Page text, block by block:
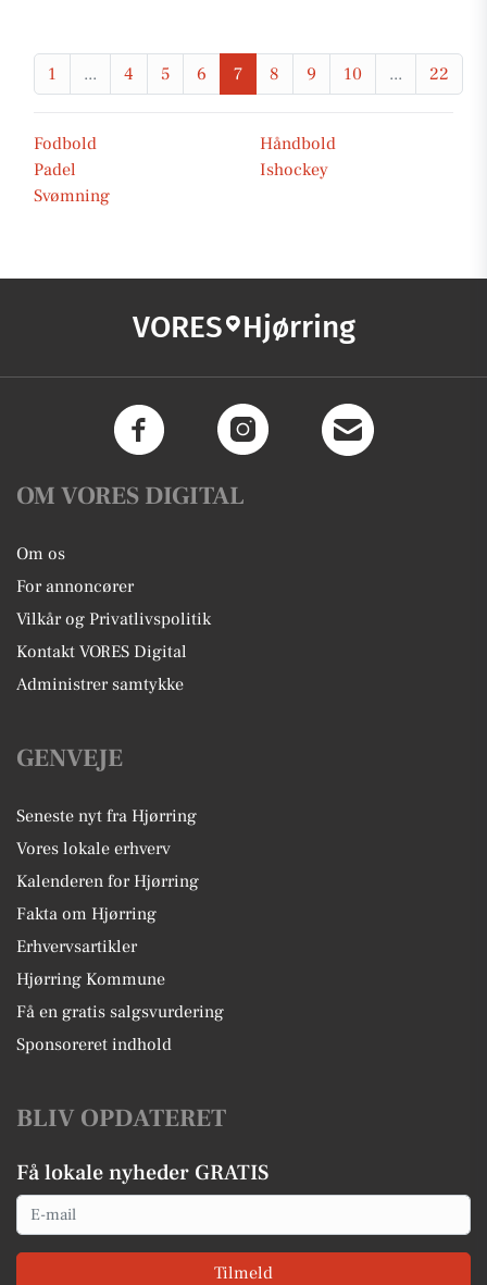
1 ... 4 5 6 7 8 9 10 ... 22
Fodbold
Håndbold
Padel
Ishockey
Svømning
VORES Hjørring
OM VORES DIGITAL
Om os
For annoncører
Vilkår og Privatlivspolitik
Kontakt VORES Digital
Administrer samtykke
GENVEJE
Seneste nyt fra Hjørring
Vores lokale erhverv
Kalenderen for Hjørring
Fakta om Hjørring
Erhvervsartikler
Hjørring Kommune
Få en gratis salgsvurdering
Sponsoreret indhold
BLIV OPDATERET
Få lokale nyheder GRATIS
Email
Tilmeld